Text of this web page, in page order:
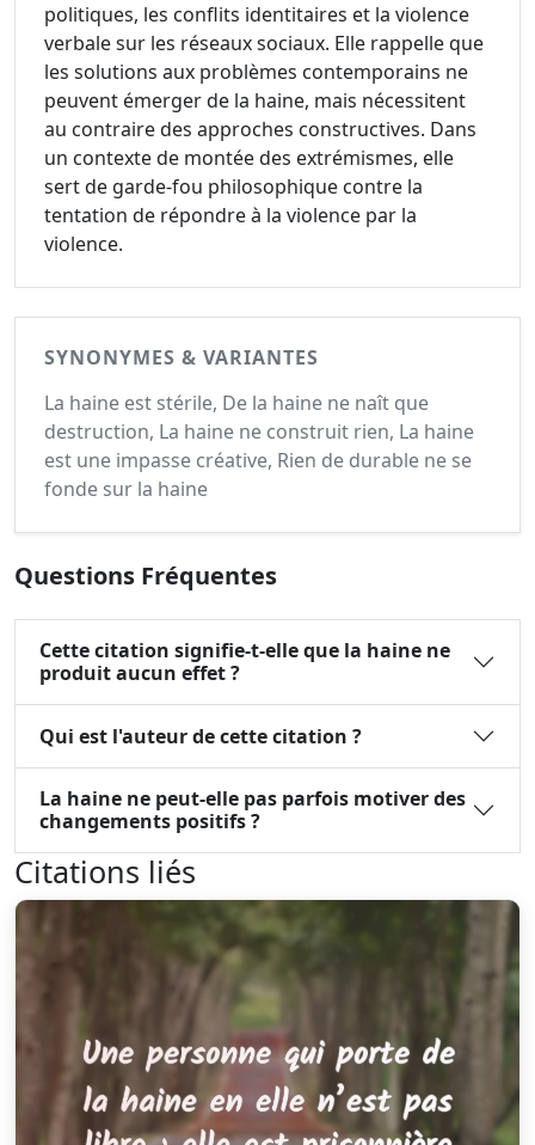
politiques, les conflits identitaires et la violence
verbale sur les réseaux sociaux. Elle rappelle que
les solutions aux problèmes contemporains ne
peuvent émerger de la haine, mais nécessitent
au contraire des approches constructives. Dans
un contexte de montée des extrémismes, elle
sert de garde-fou philosophique contre la
tentation de répondre à la violence par la
violence.
SYNONYMES & VARIANTES
La haine est stérile, De la haine ne naît que
destruction, La haine ne construit rien, La haine
est une impasse créative, Rien de durable ne se
fonde sur la haine
Questions Fréquentes
Cette citation signifie-t-elle que la haine ne
produit aucun effet ?
Qui est l'auteur de cette citation ?
La haine ne peut-elle pas parfois motiver des
changements positifs ?
Citations liés